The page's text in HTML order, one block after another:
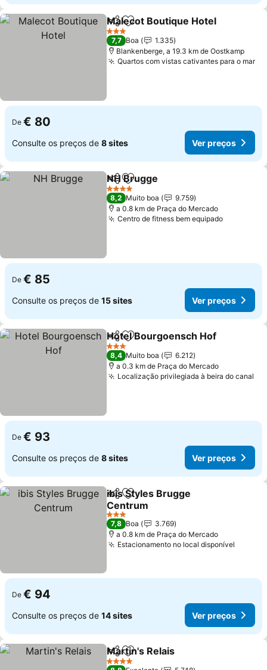
PartilharAdicionar aos favoritos
Malecot Boutique Hotel
3 Estrelas
7,7 Boa
1.335
Blankenberge, a 19.3 km de Oostkamp
Quartos com vistas cativantes para o mar
De € 80
Consulte os preços de 8 sites Ver preços
PartilharAdicionar aos favoritos
NH Brugge
4 Estrelas
8,2 Muito boa
9.759
a 0.8 km de Praça do Mercado
Centro de fitness bem equipado
De € 85
Consulte os preços de 15 sites Ver preços
PartilharAdicionar aos favoritos
Hotel Bourgoensch Hof
3 Estrelas
8,4 Muito boa
6.212
a 0.3 km de Praça do Mercado
Localização privilegiada à beira do canal
De € 93
Consulte os preços de 8 sites Ver preços
PartilharAdicionar aos favoritos
ibis Styles Brugge
Centrum
3 Estrelas
7,8 Boa
3.769
a 0.8 km de Praça do Mercado
Estacionamento no local disponível
De € 94
Consulte os preços de 14 sites Ver preços
PartilharAdicionar aos favoritos
Martin's Relais
4 Estrelas